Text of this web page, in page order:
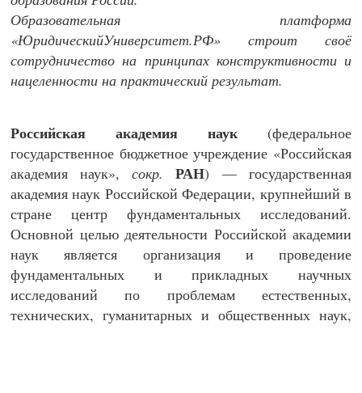
Образовательная платформа
«ЮридическийУниверситет.РФ» строит своё
сотрудничество на принципах конструктивности и
нацеленности на практический результат.
Российская академия наук(федеральное
государственное бюджетное учреждение «Российская
академия наук», сокр. РАН) — государственная
академия наук Российской Федерации, крупнейший в
стране центр фундаментальных исследований.
Основной целью деятельности Российской академии
наук является организация и проведение
фундаментальных и прикладных научных
исследований по проблемам естественных,
технических, гуманитарных и общественных наук,